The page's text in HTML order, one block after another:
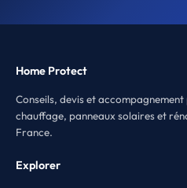
Home Protect
Conseils, devis et
chauffage, panneaux solaires et
France.
Explorer